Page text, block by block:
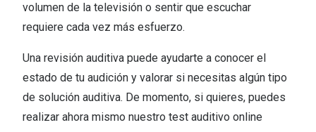
volumen de la televisión o sentir que escuchar
requiere cada vez más esfuerzo.​
Una revisión auditiva puede ayudarte a conocer el
estado de tu audición y valorar si necesitas algún tipo
de solución auditiva. De momento, si quieres, puedes
realizar ahora mismo nuestro test auditivo online​